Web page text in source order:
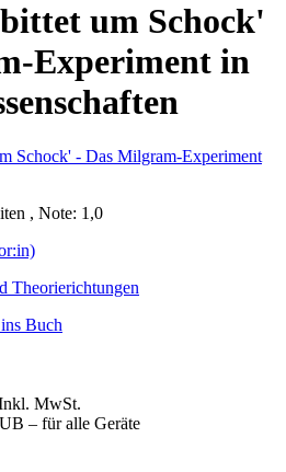
um Schock'
Experiment in
, Note: 1,0
Theorierichtungen
Buch
MwSt.
– für alle Geräte